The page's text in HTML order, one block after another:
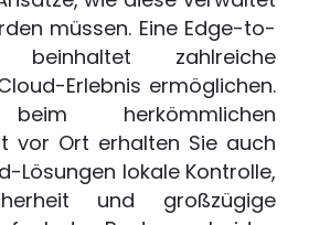
müssen. Eine Edge-to-
beinhaltet zahlreiche
Erlebnis ermöglichen.
herkömmlichen
vor Ort erhalten Sie auch
Lösungen lokale Kontrolle,
und großzügige